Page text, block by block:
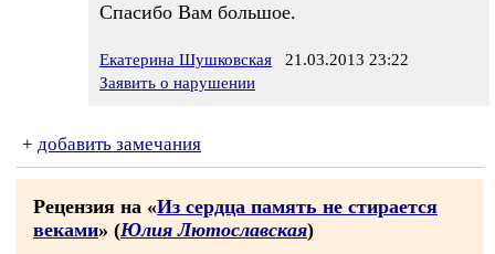
Спасибо Вам большое.
Екатерина Шушковская 21.03.2013 23:22
Заявить о нарушении
+ добавить замечания
Рецензия на «Из сердца память не стирается
веками» (Юлия Лютославская)